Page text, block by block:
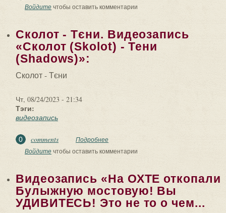
существа татарской мифологии»: ?
Войдитечтобы оставить комментарии
Сколот - Тєни. Видеозапись
«Сколот (Skolot) - Тени
(Shadows)»:
Сколот - Тєни
Чт, 08/24/2023 - 21:34
Тэги:
видеозапись
0 comments Подробнее
(Skolot) - Тени (Shadows)»:
Войдитечтобы оставить комментарии
Видеозапись «На ОХТЕ откопали
Булыжную мостовую! Вы
УДИВИТЕСЬ! Это не то о чем...